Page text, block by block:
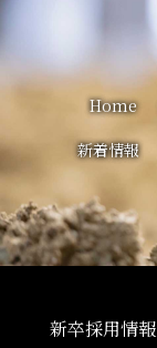
Home
新着情報
新卒採用情報